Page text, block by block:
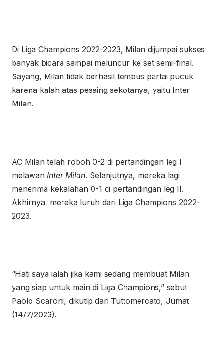
Di Liga Champions 2022-2023, Milan dijumpai sukses
banyak bicara sampai meluncur ke set semi-final.
Sayang, Milan tidak berhasil tembus partai pucuk
karena kalah atas pesaing sekotanya, yaitu Inter
Milan.
AC Milan telah roboh 0-2 di pertandingan leg I
melawan Inter Milan. Selanjutnya, mereka lagi
menerima kekalahan 0-1 di pertandingan leg II.
Akhirnya, mereka luruh dari Liga Champions 2022-
2023.
“Hati saya ialah jika kami sedang membuat Milan
yang siap untuk main di Liga Champions,” sebut
Paolo Scaroni, dikutip dari Tuttomercato, Jumat
(14/7/2023).